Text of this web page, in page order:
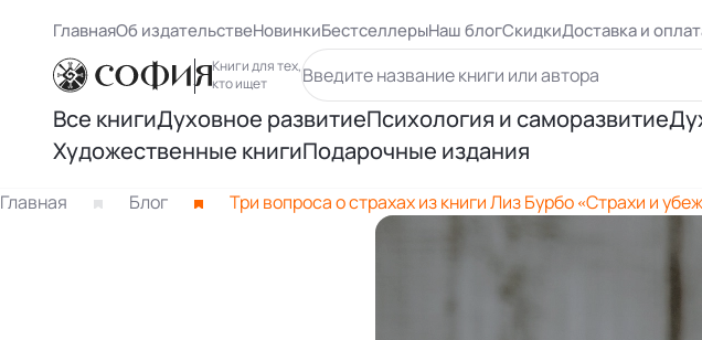
ГлавнаяОб издательствеНовинкиБестселлерыНаш блогСкидкиДоставка и
Книги для тех,
кто ищет
Все книгиДуховное развитие
Духовный рост
Психология и саморазвитие
Самосовершенствование
Художественные книги
Книги Карлоса Кастанеды
Подарочные издания
Главная Блог Три вопроса о страхах из книги Лиз Бурбо «Страхи и